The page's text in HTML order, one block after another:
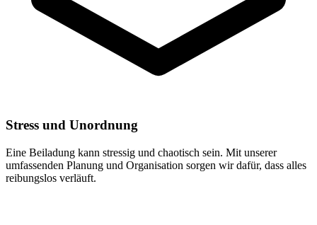
Stress und Unordnung
Eine Beiladung kann stressig und chaotisch sein. Mit unserer
umfassenden Planung und Organisation sorgen wir dafür, dass alles
reibungslos verläuft.